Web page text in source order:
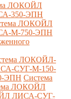
ЛОКОЙЛ
350-ЭПН
ЛОКОЙЛ
М-750-ЭПН
ЛОКОЙЛ-
СУГ-М-150-
ЭПН Система
ЛОКОЙЛ
ЛИСА-СУГ-